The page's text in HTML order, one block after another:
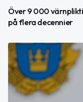
Över 9 000
på flera decennier